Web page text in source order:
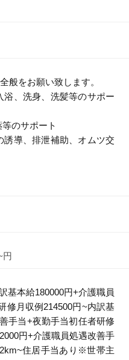
般をお願い致します。
、洗身、洗髪等のサポー
のサポート
導、排泄補助、オムツ交
円
基本給180000円+介護職員
修月収例214500円~内訳基
手当+夜勤手当初任者研修
円+介護職員処遇改善手
住居手当あり※世帯主